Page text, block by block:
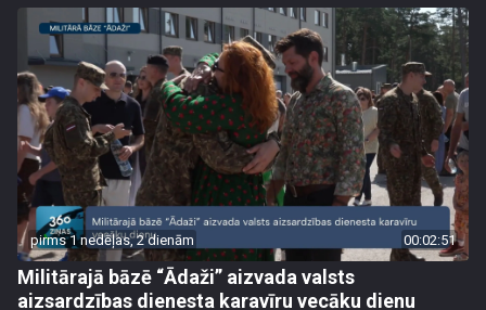
pirms 1 nedēļas, 2 dienām 00:02:51
Militārajā bāzē “Ādaži” aizvada valsts
aizsardzības dienesta karavīru vecāku dienu